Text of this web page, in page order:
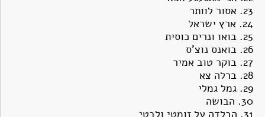
23. אסור לוותר
24. ארץ ישראל
25. בואו ונרים כוסית
26. בואנס נוצ'ס
27. בוקר טוב אמיר
28. ברלה צא
29. גמל גמלי
30. הבושה